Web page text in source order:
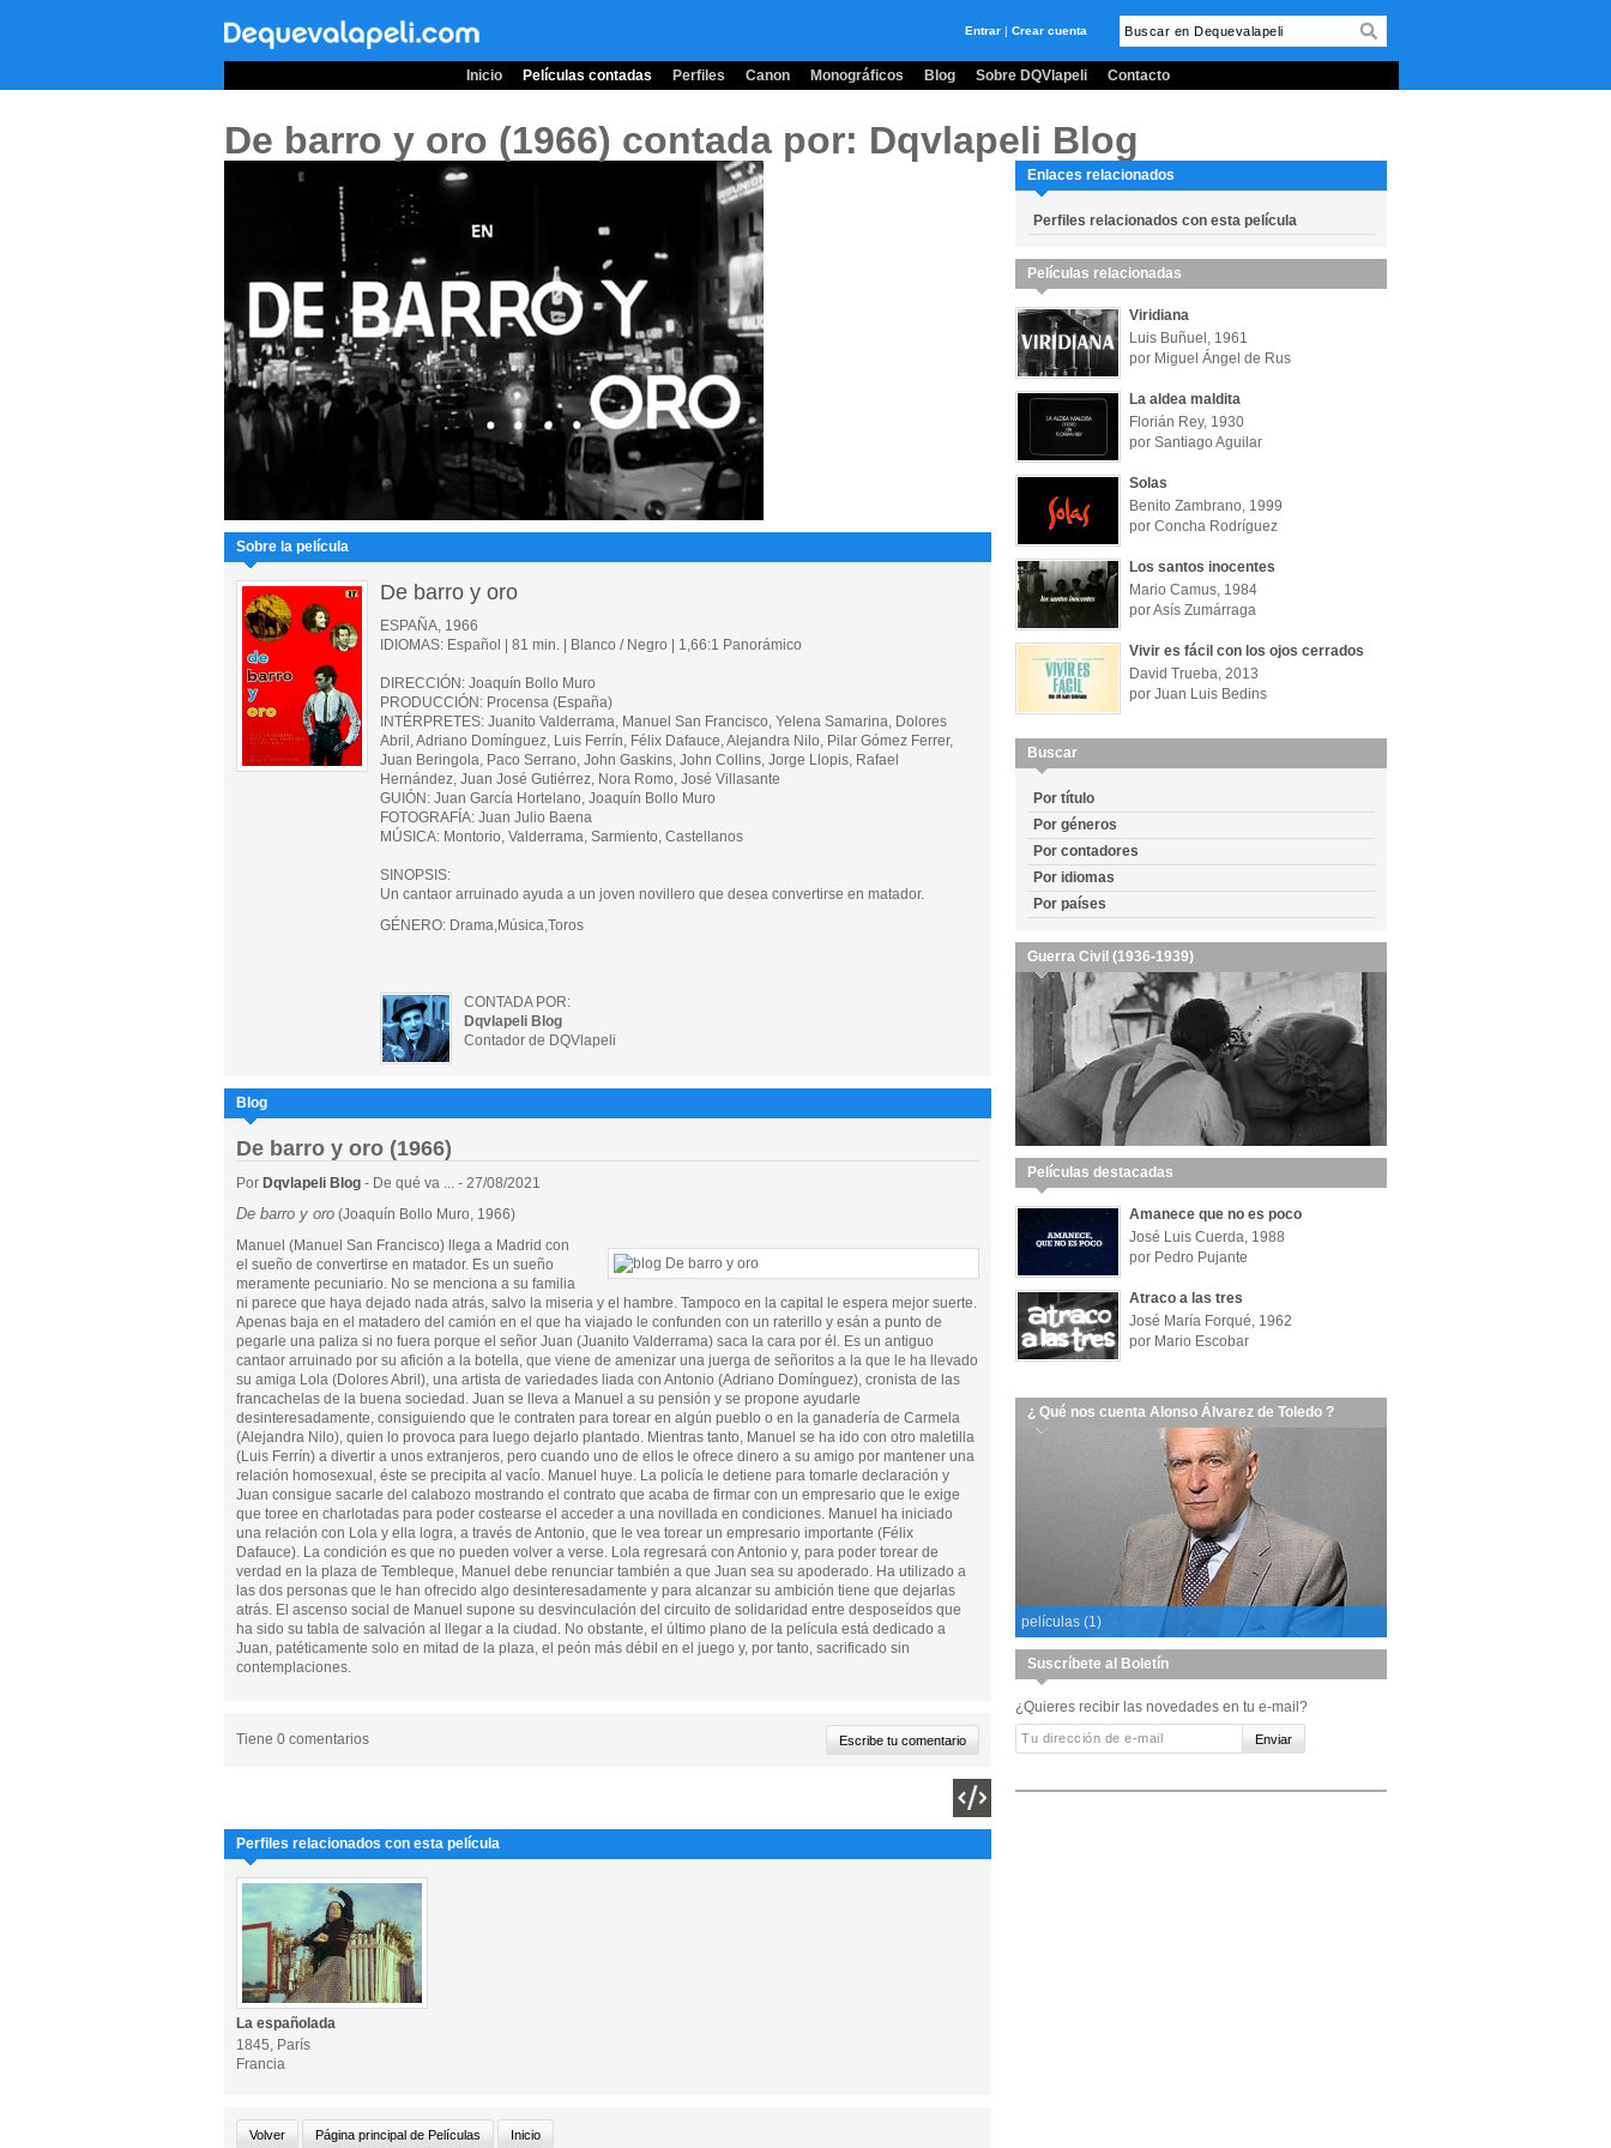
Entrar | Crear cuenta
Inicio Películas contadas Perfiles Canon Monográficos Blog Sobre DQVlapeli Contacto
De barro y oro (1966) contada por: Dqvlapeli Blog
Sobre la película
De barro y oro
ESPAÑA, 1966
IDIOMAS: Español | 81 min. | Blanco / Negro | 1,66:1 Panorámico
DIRECCIÓN: Joaquín Bollo Muro
PRODUCCIÓN: Procensa (España)
INTÉRPRETES: Juanito Valderrama, Manuel San Francisco, Yelena Samarina, Dolores
Abril, Adriano Domínguez, Luis Ferrín, Félix Dafauce, Alejandra Nilo, Pilar Gómez Ferrer,
Juan Beringola, Paco Serrano, John Gaskins, John Collins, Jorge Llopis, Rafael
Hernández, Juan José Gutiérrez, Nora Romo, José Villasante
GUIÓN: Juan García Hortelano, Joaquín Bollo Muro
FOTOGRAFÍA: Juan Julio Baena
MÚSICA: Montorio, Valderrama, Sarmiento, Castellanos
SINOPSIS:
Un cantaor arruinado ayuda a un joven novillero que desea convertirse en matador.
GÉNERO: Drama,Música,Toros
CONTADA POR:
Dqvlapeli Blog
Contador de DQVlapeli
Blog
De barro y oro (1966)
Por Dqvlapeli Blog - De qué va ... - 27/08/2021
De barro y oro (Joaquín Bollo Muro, 1966)
Manuel (Manuel San Francisco) llega a Madrid con
el sueño de convertirse en matador. Es un sueño
meramente pecuniario. No se menciona a su familia
ni parece que haya dejado nada atrás, salvo la miseria y el hambre. Tampoco en la capital le espera mejor suerte.
Apenas baja en el matadero del camión en el que ha viajado le confunden con un raterillo y esán a punto de
pegarle una paliza si no fuera porque el señor Juan (Juanito Valderrama) saca la cara por él. Es un antiguo
cantaor arruinado por su afición a la botella, que viene de amenizar una juerga de señoritos a la que le ha llevado
su amiga Lola (Dolores Abril), una artista de variedades liada con Antonio (Adriano Domínguez), cronista de las
francachelas de la buena sociedad. Juan se lleva a Manuel a su pensión y se propone ayudarle
desinteresadamente, consiguiendo que le contraten para torear en algún pueblo o en la ganadería de Carmela
(Alejandra Nilo), quien lo provoca para luego dejarlo plantado. Mientras tanto, Manuel se ha ido con otro maletilla
(Luis Ferrín) a divertir a unos extranjeros, pero cuando uno de ellos le ofrece dinero a su amigo por mantener una
relación homosexual, éste se precipita al vacío. Manuel huye. La policía le detiene para tomarle declaración y
Juan consigue sacarle del calabozo mostrando el contrato que acaba de firmar con un empresario que le exige
que toree en charlotadas para poder costearse el acceder a una novillada en condiciones. Manuel ha iniciado
una relación con Lola y ella logra, a través de Antonio, que le vea torear un empresario importante (Félix
Dafauce). La condición es que no pueden volver a verse. Lola regresará con Antonio y, para poder torear de
verdad en la plaza de Tembleque, Manuel debe renunciar también a que Juan sea su apoderado. Ha utilizado a
las dos personas que le han ofrecido algo desinteresadamente y para alcanzar su ambición tiene que dejarlas
atrás. El ascenso social de Manuel supone su desvinculación del circuito de solidaridad entre desposeídos que
ha sido su tabla de salvación al llegar a la ciudad. No obstante, el último plano de la película está dedicado a
Juan, patéticamente solo en mitad de la plaza, el peón más débil en el juego y, por tanto, sacrificado sin
contemplaciones.
Tiene 0 comentarios
Perfiles relacionados con esta película
La españolada
1845, París
Francia
Enlaces relacionados
Perfiles relacionados con esta película
Películas relacionadas
Viridiana
Luis Buñuel, 1961
por Miguel Ángel de Rus
La aldea maldita
Florián Rey, 1930
por Santiago Aguilar
Solas
Benito Zambrano, 1999
por Concha Rodríguez
Los santos inocentes
Mario Camus, 1984
por Asís Zumárraga
Vivir es fácil con los ojos cerrados
David Trueba, 2013
por Juan Luis Bedins
Buscar
Por título
Por géneros
Por contadores
Por idiomas
Por países
Guerra Civil (1936-1939)
Películas destacadas
Amanece que no es poco
José Luis Cuerda, 1988
por Pedro Pujante
Atraco a las tres
José María Forqué, 1962
por Mario Escobar
¿ Qué nos cuenta Alonso Álvarez de Toledo ?
películas (1)
Suscríbete al Boletín
¿Quieres recibir las novedades en tu e-mail?